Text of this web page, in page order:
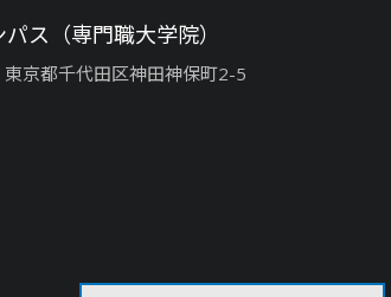
ス（専門職大学院）
京都千代田区神田神保町2-5